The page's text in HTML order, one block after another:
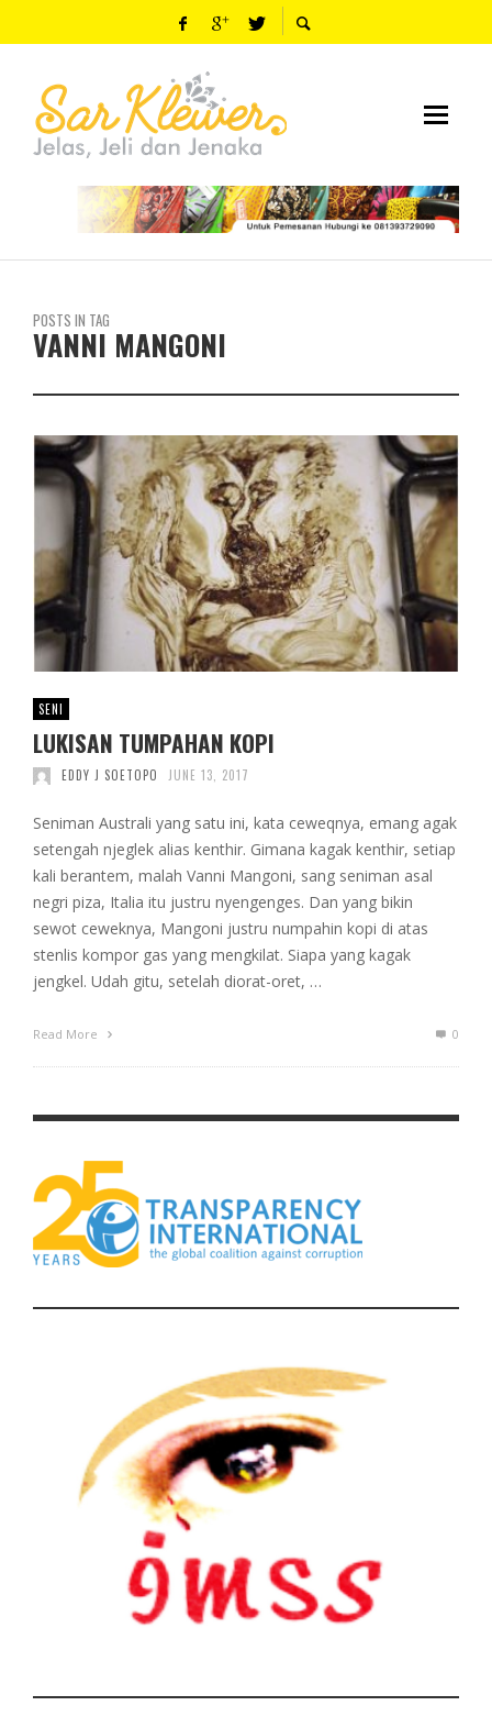
POSTS IN TAG
VANNI MANGONI
SENI
LUKISAN TUMPAHAN KOPI
EDDY J SOETOPO JUNE 13, 2017
Seniman Australi yang satu ini, kata ceweqnya, emang agak
setengah njeglek alias kenthir. Gimana kagak kenthir, setiap
kali berantem, malah Vanni Mangoni, sang seniman asal
negri piza, Italia itu justru nyengenges. Dan yang bikin
sewot ceweknya, Mangoni justru numpahin kopi di atas
stenlis kompor gas yang mengkilat. Siapa yang kagak
jengkel. Udah gitu, setelah diorat-oret, …
Read More 0